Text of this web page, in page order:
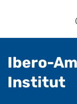
Ibero-
Institut-